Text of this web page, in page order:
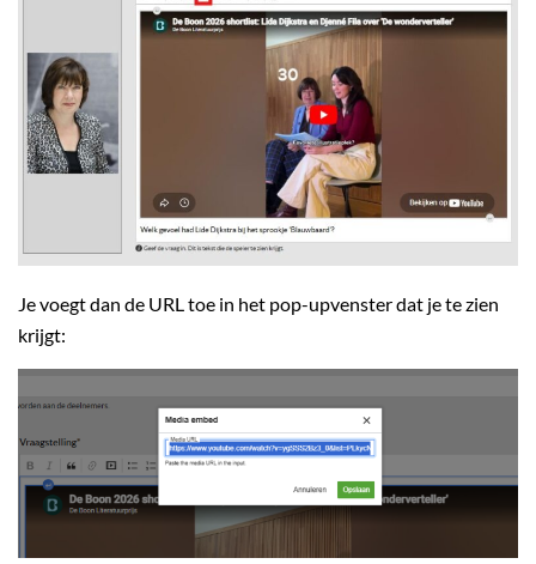
Je voegt dan de URL toe in het pop-upvenster dat je te zien
krijgt: